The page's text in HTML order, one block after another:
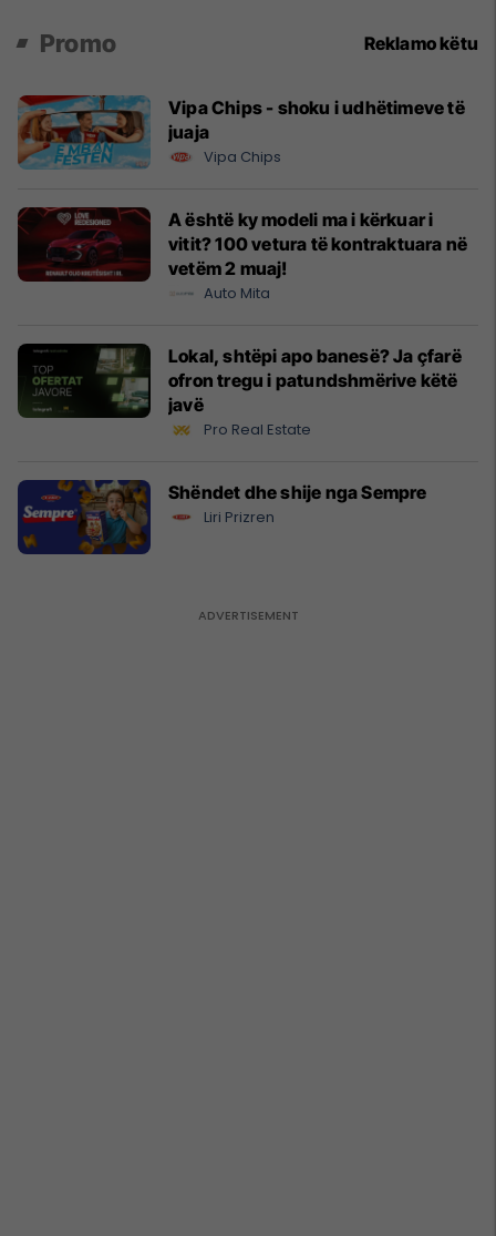
Promo Reklamo këtu
Vipa Chips - shoku i udhëtimeve të
juaja
Vipa Chips
A është ky modeli ma i kërkuar i
vitit? 100 vetura të kontraktuara në
vetëm 2 muaj!
Auto Mita
Lokal, shtëpi apo banesë? Ja çfarë
ofron tregu i patundshmërive këtë
javë
Pro Real Estate
Shëndet dhe shije nga Sempre
Liri Prizren